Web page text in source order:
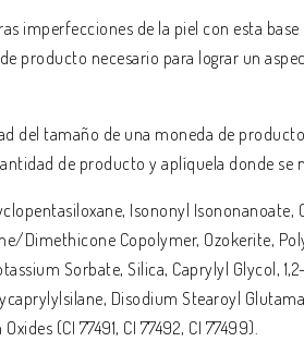
imperfecciones de la piel con esta
producto necesario para lograr un
del tamaño de una moneda de
cantidad de producto y aplíquela donde
Isononyl
Dimethicone Copolymer, Ozokerite,
Sorbate, Silica, Caprylyl Glycol,
Disodium Stearoyl
(CI 77491, CI 77492, CI 77499).